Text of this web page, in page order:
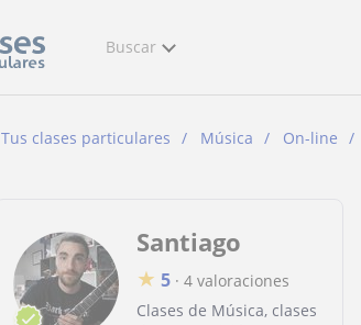
Buscar
Tus clases particulares Música On-line
Santiago
★ 5 · 4 valoraciones
Clases de Música, clases